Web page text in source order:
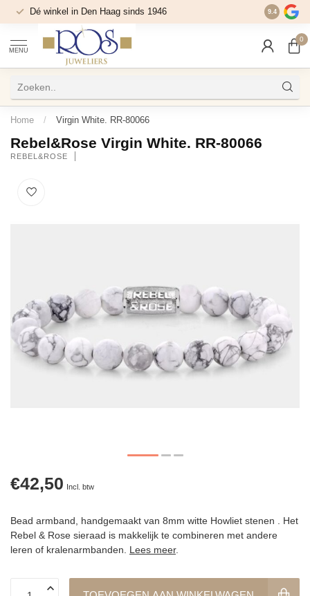
Dé winkel in Den Haag sinds 1946 9.4
MENU
0
Home / Virgin White. RR-80066
Rebel&Rose Virgin White. RR-80066
REBEL&ROSE
€42,50 Incl. btw
Bead armband, handgemaakt van 8mm witte Howliet stenen . Het
Rebel & Rose sieraad is makkelijk te combineren met andere
leren of kralenarmbanden. Lees meer.